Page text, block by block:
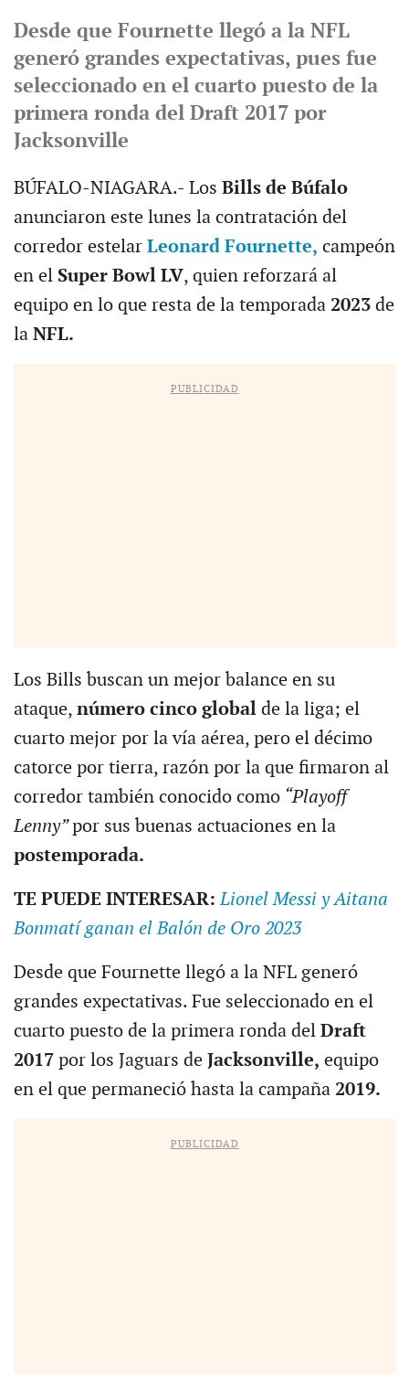
Desde que Fournette llegó a la NFL
generó grandes expectativas, pues fue
seleccionado en el cuarto puesto de la
primera ronda del Draft 2017 por
Jacksonville
BÚFALO-NIAGARA.- Los Bills de Búfalo
anunciaron este lunes la contratación del
corredor estelar Leonard Fournette, campeón
en el Super Bowl LV, quien reforzará al
equipo en lo que resta de la temporada 2023 de
la NFL.
PUBLICIDAD
Los Bills buscan un mejor balance en su
ataque, número cinco global de la liga; el
cuarto mejor por la vía aérea, pero el décimo
catorce por tierra, razón por la que firmaron al
corredor también conocido como“Playoff
Lenny”por sus buenas actuaciones en la
postemporada.
TE PUEDE INTERESAR:Lionel Messi y Aitana
Bonmatí ganan el Balón de Oro 2023
Desde que Fournette llegó a la NFL generó
grandes expectativas. Fue seleccionado en el
cuarto puesto de la primera ronda delDraft
2017 por los Jaguars de Jacksonville, equipo
en el que permaneció hasta la campaña 2019.
PUBLICIDAD